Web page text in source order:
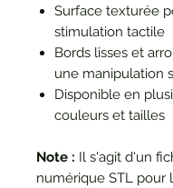
Surface texturée
stimulation tactile
Bords lisses et
une manipulation
Disponible en
couleurs et tailles
Note : Il s'agit d'un
numérique STL pour